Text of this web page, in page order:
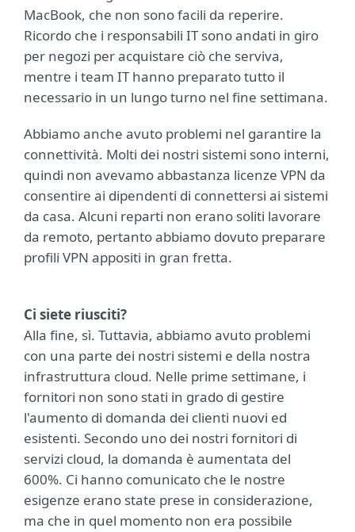
MacBook, che non sono facili da reperire.
Ricordo che i responsabili IT sono andati in giro
per negozi per acquistare ciò che serviva,
mentre i team IT hanno preparato tutto il
necessario in un lungo turno nel fine settimana.
Abbiamo anche avuto problemi nel garantire la
connettività. Molti dei nostri sistemi sono interni,
quindi non avevamo abbastanza licenze VPN da
consentire ai dipendenti di connettersi ai sistemi
da casa. Alcuni reparti non erano soliti lavorare
da remoto, pertanto abbiamo dovuto preparare
profili VPN appositi in gran fretta.
Ci siete riusciti?
Alla fine, sì. Tuttavia, abbiamo avuto problemi
con una parte dei nostri sistemi e della nostra
infrastruttura cloud. Nelle prime settimane, i
fornitori non sono stati in grado di gestire
l'aumento di domanda dei clienti nuovi ed
esistenti. Secondo uno dei nostri fornitori di
servizi cloud, la domanda è aumentata del
600%. Ci hanno comunicato che le nostre
esigenze erano state prese in considerazione,
ma che in quel momento non era possibile